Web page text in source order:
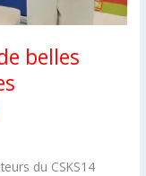
belles
du CSKS14